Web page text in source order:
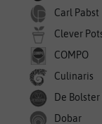
Carl Pabst
Clever
COMPO
Culinaris
De
Dobar